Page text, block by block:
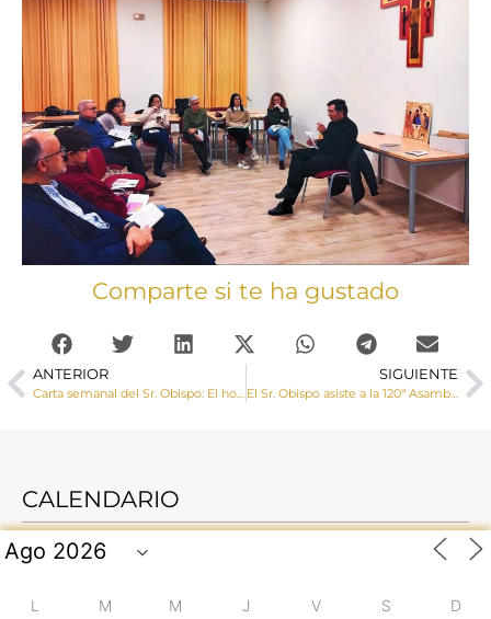
Comparte si te ha gustado
ANTERIOR
Carta semanal del Sr. Obispo: El hombre sin Dios, y con él sus esperanzas, se desvanece
SIGUIENTE
El Sr. Obispo asiste a la 120ª Asamblea Plenaria de la Conferencia Episcopal Española
CALENDARIO
L M M J V S D